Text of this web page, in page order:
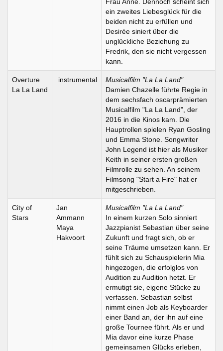
ein zweites Liebesglück für die
beiden nicht zu erfüllen und
Desirée siniert über die
unglückliche Beziehung zu
Fredrik, den sie nicht vergessen
kann.
Overture
La La Land
instrumental
Musicalfilm "La La Land"
Damien Chazelle führte Regie in
dem sechsfach oscarprämierten
Musicalfilm "La La Land", der
2016 in die Kinos kam. Die
Hauptrollen spielen Ryan Gosling
und Emma Stone. Songwriter
John Legend ist hier als Musiker
Keith in seiner ersten großen
Filmrolle zu sehen. An seinem
Filmsong "Start a Fire" hat er
mitgeschrieben.
City of
Stars
Jan
Ammann
Maya
Hakvoort
Musicalfilm "La La Land"
In einem kurzen Solo sinniert
Jazzpianist Sebastian über seine
Zukunft und fragt sich, ob er
seine Träume umsetzen kann. Er
fühlt sich zu Schauspielerin Mia
hingezogen, die erfolglos von
Audition zu Audition hetzt. Er
ermutigt sie, eigene Stücke zu
verfassen. Sebastian selbst
nimmt einen Job als Keyboarder
einer Band an, der ihn auf eine
große Tournee führt. Als er und
Mia davor eine kurze Phase
gemeinsamen Glücks erleben,